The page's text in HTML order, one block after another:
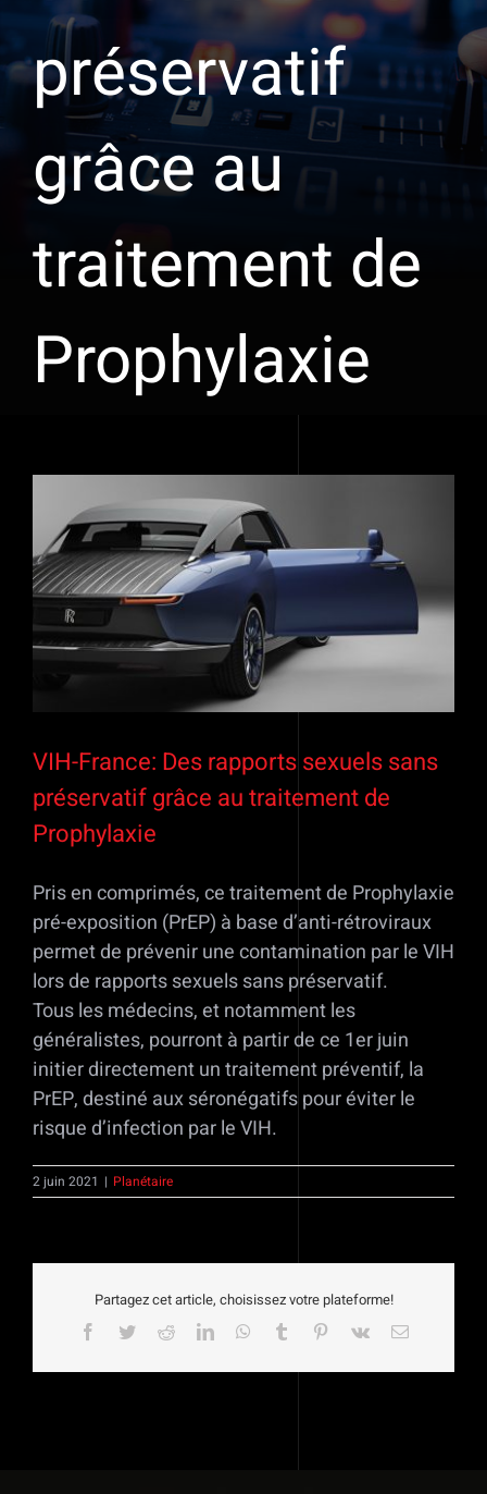
préservatif
grâce au
traitement de
Prophylaxie
l'image
agrandie
VIH-France: Des rapports sexuels sans
préservatif grâce au traitement de
Prophylaxie
Pris en comprimés, ce traitement de Prophylaxie
pré-exposition (PrEP) à base d’anti-rétroviraux
permet de prévenir une contamination par le VIH
lors de rapports sexuels sans préservatif.
Tous les médecins, et notamment les
généralistes, pourront à partir de ce 1er juin
initier directement un traitement préventif, la
PrEP, destiné aux séronégatifs pour éviter le
risque d’infection par le VIH.
2 juin 2021 | Planétaire
Partagez cet article, choisissez votre plateforme!
Facebook
TwitterRedditLinkedInWhatsApp
Tumblr Pinterest
Vk Email